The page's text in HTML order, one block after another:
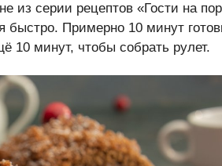
из серии рецептов «Гости на
быстро. Примерно 10 минут
10 минут, чтобы собрать рулет.